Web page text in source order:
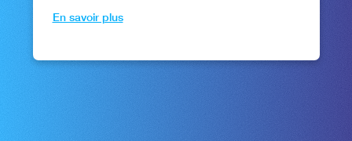
En savoir plus